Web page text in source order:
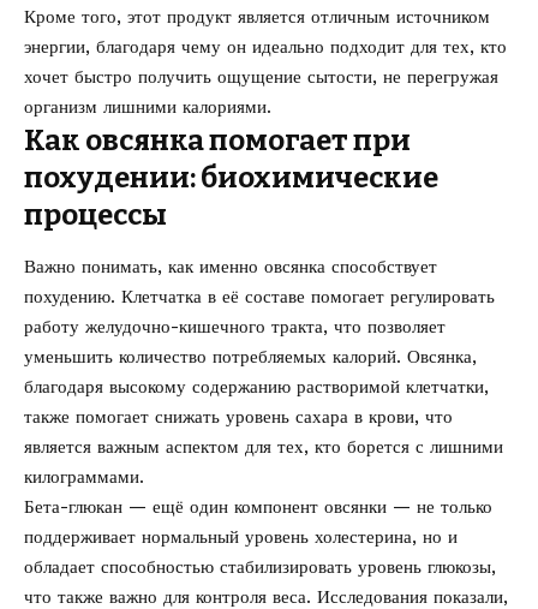
Кроме того, этот продукт является отличным источником
энергии, благодаря чему он идеально подходит для тех, кто
хочет быстро получить ощущение сытости, не перегружая
организм лишними калориями.
Как овсянка помогает при
похудении: биохимические
процессы
Важно понимать, как именно овсянка способствует
похудению. Клетчатка в её составе помогает регулировать
работу желудочно-кишечного тракта, что позволяет
уменьшить количество потребляемых калорий. Овсянка,
благодаря высокому содержанию растворимой клетчатки,
также помогает снижать уровень сахара в крови, что
является важным аспектом для тех, кто борется с лишними
килограммами.
Бета-глюкан — ещё один компонент овсянки — не только
поддерживает нормальный уровень холестерина, но и
обладает способностью стабилизировать уровень глюкозы,
что также важно для контроля веса. Исследования показали,